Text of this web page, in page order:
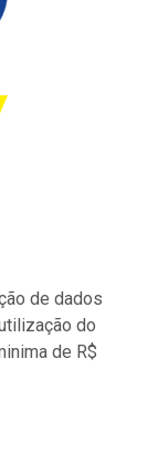
de dados
do
de R$